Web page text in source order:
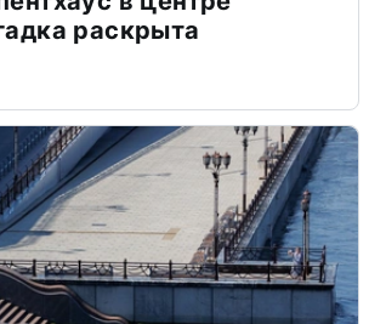
раскрыта